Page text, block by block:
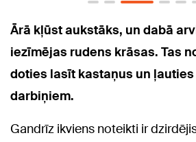
Ārā kļūst aukstāks, un dabā
iezīmējas rudens krāsas. Tas
doties lasīt kastaņus un
darbiņiem.
Gandrīz ikviens noteikti ir